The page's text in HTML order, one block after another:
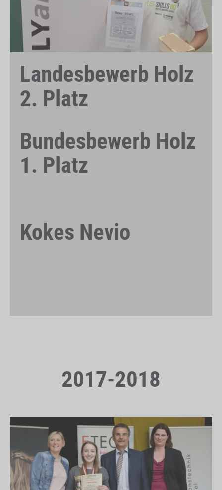
Landesbewerb Holz
2. Platz
Bundesbewerb Holz
1. Platz
Kokes Nevio
2017-2018